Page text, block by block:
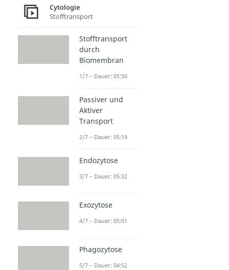
Cytologie
Stofftransport
Stofftransport
durch
Biomembran
1/7 – Dauer: 05:50
Passiver und
Aktiver
Transport
2/7 – Dauer: 05:19
Endozytose
3/7 – Dauer: 05:32
Exozytose
4/7 – Dauer: 05:01
Phagozytose
5/7 – Dauer: 04:52